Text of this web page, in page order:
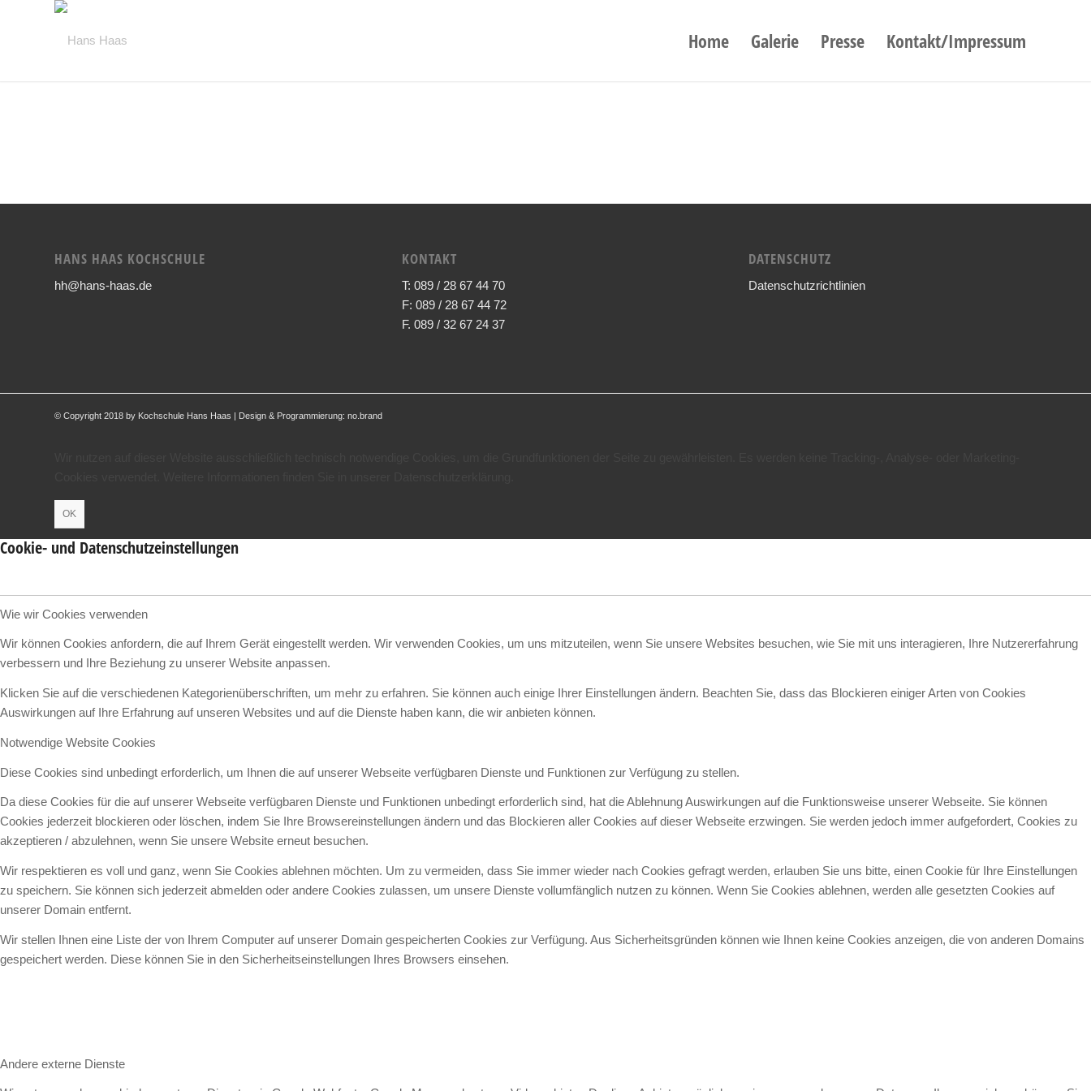
Home Galerie Presse Kontakt/Impressum
HANS HAAS KOCHSCHULE
hh@hans-haas.de
KONTAKT
T: 089 / 28 67 44 70
F: 089 / 28 67 44 72
F. 089 / 32 67 24 37
DATENSCHUTZ
Datenschutzrichtlinien
© Copyright 2018 by Kochschule Hans Haas | Design & Programmierung: no.brand
OK
Cookie- und Datenschutzeinstellungen
Wie wir Cookies verwenden
Wir können Cookies anfordern, die auf Ihrem Gerät eingestellt werden. Wir verwenden Cookies, um uns mitzuteilen, wenn Sie unsere Websites besuchen, wie Sie mit uns interagieren, Ihre Nutzererfahrung
verbessern und Ihre Beziehung zu unserer Website anpassen.
Klicken Sie auf die verschiedenen Kategorienüberschriften, um mehr zu erfahren. Sie können auch einige Ihrer Einstellungen ändern. Beachten Sie, dass das Blockieren einiger Arten von Cookies
Auswirkungen auf Ihre Erfahrung auf unseren Websites und auf die Dienste haben kann, die wir anbieten können.
Notwendige Website Cookies
Diese Cookies sind unbedingt erforderlich, um Ihnen die auf unserer Webseite verfügbaren Dienste und Funktionen zur Verfügung zu stellen.
Da diese Cookies für die auf unserer Webseite verfügbaren Dienste und Funktionen unbedingt erforderlich sind, hat die Ablehnung Auswirkungen auf die Funktionsweise unserer Webseite. Sie können
Cookies jederzeit blockieren oder löschen, indem Sie Ihre Browsereinstellungen ändern und das Blockieren aller Cookies auf dieser Webseite erzwingen. Sie werden jedoch immer aufgefordert, Cookies zu
akzeptieren / abzulehnen, wenn Sie unsere Website erneut besuchen.
Wir respektieren es voll und ganz, wenn Sie Cookies ablehnen möchten. Um zu vermeiden, dass Sie immer wieder nach Cookies gefragt werden, erlauben Sie uns bitte, einen Cookie für Ihre Einstellungen
zu speichern. Sie können sich jederzeit abmelden oder andere Cookies zulassen, um unsere Dienste vollumfänglich nutzen zu können. Wenn Sie Cookies ablehnen, werden alle gesetzten Cookies auf
unserer Domain entfernt.
Wir stellen Ihnen eine Liste der von Ihrem Computer auf unserer Domain gespeicherten Cookies zur Verfügung. Aus Sicherheitsgründen können wie Ihnen keine Cookies anzeigen, die von anderen Domains
gespeichert werden. Diese können Sie in den Sicherheitseinstellungen Ihres Browsers einsehen.
Andere externe Dienste